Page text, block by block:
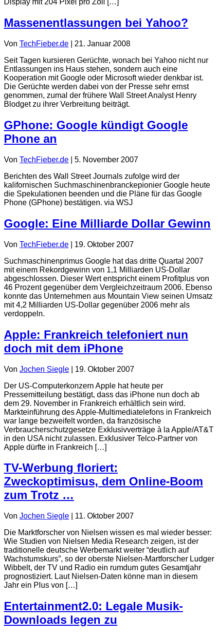
Display mit 204 Pixel pro Zoll […]
Massenentlassungen bei Yahoo?
Von TechFieber.de
21. Januar 2008
Seit Tagen kursieren Gerüchte, wonach bei Yahoo nicht nur
Entlassungen ins Haus stehen, sondern auch eine
Kooperation mit Google oder Microsoft wieder denkbar ist.
Die Gerüchte werden dabei von der Presse sehr ernst
genommen, zumal der frühere Wall Street Analyst Henry
Blodget zu ihrer Verbreitung beiträgt.
GPhone: Google kündigt Google
Phone an
Von TechFieber.de
5. November 2007
Berichten des Wall Street Journals zufolge wird der
kalifornischen Suchmaschinenbranckepionier Google heute
die Spekulationen beenden und die Pläne für das Google
Phone (GPhone) bestätigen. via WSJ
Google: Eine Milliarde Dollar Gewinn
Von TechFieber.de
19. Oktober 2007
Suchmaschinenprimus Google hat das dritte Quartal 2007
mit einem Rekordgewinn von 1,1 Milliarden US-Dollar
abgeschlossen. Dieser Wert entspricht einem Profitplus von
46 Prozent gegenüber dem Vergleichzeitraum 2006. Ebenso
konnte das Unternehmen aus Mountain View seinen Umsatz
mit 4,2 Milliarden US-Dollar gegenüber 2006 mehr als
verdoppeln.
Apple: Frankreich telefoniert nun
doch mit dem iPhone
Von Jochen Siegle
19. Oktober 2007
Der US-Computerkonzern Apple hat heute per
Pressemitteilung bestätigt, dass das iPhone nun doch ab
dem 29. November in Frankreich erhältlich sein wird.
Markteinführung des Apple-Multimediatelefons in Frankreich
war lange bezweifelt worden, da französische
Verbraucherschutzgesetze Exklusivverträge à la Apple/AT&T
in den USA nicht zulassen. Exklusiver Telco-Partner von
Apple dürfte in Frankreich […]
TV-Werbung floriert:
Zweckoptimisus, dem Online-Boom
zum Trotz …
Von Jochen Siegle
11. Oktober 2007
Die Marktforscher von Nielsen wissen es mal wieder besser:
Wie Studien von Nielsen Media Research zeigen, ist der
traditionelle deutsche Werbemarkt weiter “deutlich auf
Wachstumskurs”, so der oberste Nielsen-Martforscher Ludger
Wibbelt, der TV und Radio ein rumdum gutes Gesamtjahr
prognostiziert. Laut Nielsen-Daten könne man in diesem
Jahr ein Plus von […]
Entertainment2.0: Legale Musik-
Downloads legen zu